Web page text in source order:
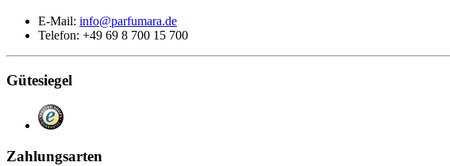
E-Mail: info@parfumara.de
Telefon: +49 69 8 700 15 700
Gütesiegel
Zahlungsarten